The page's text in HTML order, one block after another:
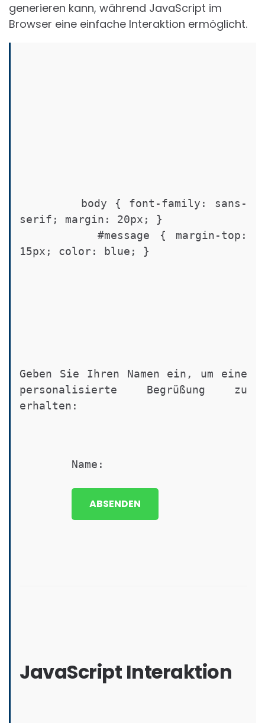
generieren kann, während JavaScript im
Browser eine einfache Interaktion ermöglicht.
serif; margin: 20px; }
15px; color: blue; }
Geben Sie Ihren Namen ein, um eine
personalisierte Begrüßung zu
erhalten:
Name:
ABSENDEN
JavaScript Interaktion